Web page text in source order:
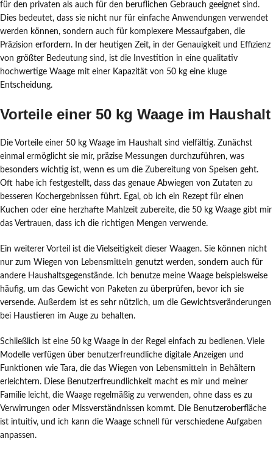
für den privaten als auch für den beruflichen Gebrauch geeignet sind.
Dies bedeutet, dass sie nicht nur für einfache Anwendungen verwendet
werden können, sondern auch für komplexere Messaufgaben, die
Präzision erfordern. In der heutigen Zeit, in der Genauigkeit und Effizienz
von größter Bedeutung sind, ist die Investition in eine qualitativ
hochwertige Waage mit einer Kapazität von 50 kg eine kluge
Entscheidung.
Vorteile einer 50 kg Waage im Haushalt
Die Vorteile einer 50 kg Waage im Haushalt sind vielfältig. Zunächst
einmal ermöglicht sie mir, präzise Messungen durchzuführen, was
besonders wichtig ist, wenn es um die Zubereitung von Speisen geht.
Oft habe ich festgestellt, dass das genaue Abwiegen von Zutaten zu
besseren Kochergebnissen führt. Egal, ob ich ein Rezept für einen
Kuchen oder eine herzhafte Mahlzeit zubereite, die 50 kg Waage gibt mir
das Vertrauen, dass ich die richtigen Mengen verwende.
Ein weiterer Vorteil ist die Vielseitigkeit dieser Waagen. Sie können nicht
nur zum Wiegen von Lebensmitteln genutzt werden, sondern auch für
andere Haushaltsgegenstände. Ich benutze meine Waage beispielsweise
häufig, um das Gewicht von Paketen zu überprüfen, bevor ich sie
versende. Außerdem ist es sehr nützlich, um die Gewichtsveränderungen
bei Haustieren im Auge zu behalten.
Schließlich ist eine 50 kg Waage in der Regel einfach zu bedienen. Viele
Modelle verfügen über benutzerfreundliche digitale Anzeigen und
Funktionen wie Tara, die das Wiegen von Lebensmitteln in Behältern
erleichtern. Diese Benutzerfreundlichkeit macht es mir und meiner
Familie leicht, die Waage regelmäßig zu verwenden, ohne dass es zu
Verwirrungen oder Missverständnissen kommt. Die Benutzeroberfläche
ist intuitiv, und ich kann die Waage schnell für verschiedene Aufgaben
anpassen.